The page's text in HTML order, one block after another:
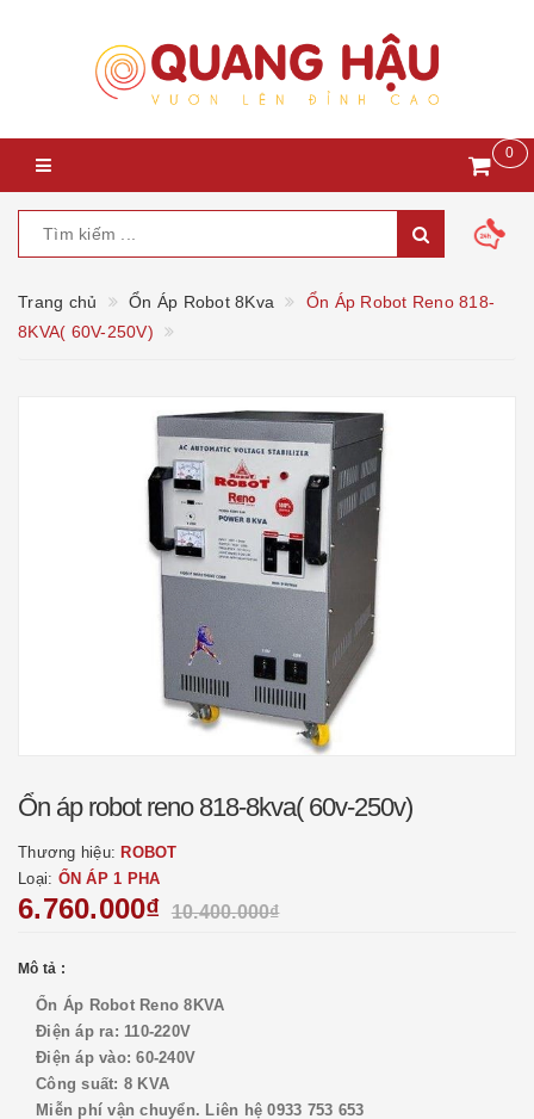
0
Trang chủ Ổn Áp Robot 8Kva
Ổn Áp Robot Reno 818-
8KVA( 60V-250V)
Ổn áp robot reno 818-8kva( 60v-250v)
Thương hiệu: ROBOT
Loại: ỔN ÁP 1 PHA
6.760.000₫ 10.400.000₫
Mô tả :
Ổn Áp Robot Reno 8KVA
Điện áp ra: 110-220V
Điện áp vào: 60-240V
Công suất: 8 KVA
Miễn phí vận chuyển. Liên hệ 0933 753 653